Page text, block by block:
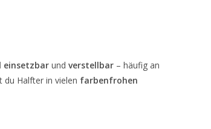
einsetzbar und verstellbar – häufig an
du Halfter in vielen farbenfrohen